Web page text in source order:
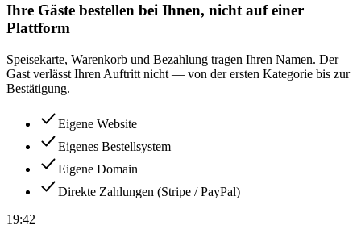
Ihre Gäste bestellen bei Ihnen, nicht auf einer
Plattform
Speisekarte, Warenkorb und Bezahlung tragen Ihren Namen. Der
Gast verlässt Ihren Auftritt nicht — von der ersten Kategorie bis zur
Bestätigung.
Eigene Website
Eigenes Bestellsystem
Eigene Domain
Direkte Zahlungen (Stripe / PayPal)
19:42